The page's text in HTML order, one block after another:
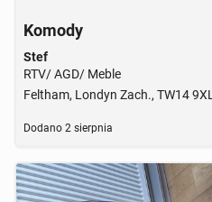
Komody
Stef
RTV/ AGD/ Meble
Feltham, Londyn Zach., TW14 9XL
Dodano 2 sierpnia